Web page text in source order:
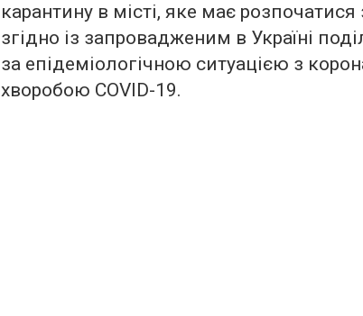
карантину в місті, яке має розпочатися
згідно із запровадженим в Україні
за епідеміологічною ситуацією з
хворобою COVID-19.